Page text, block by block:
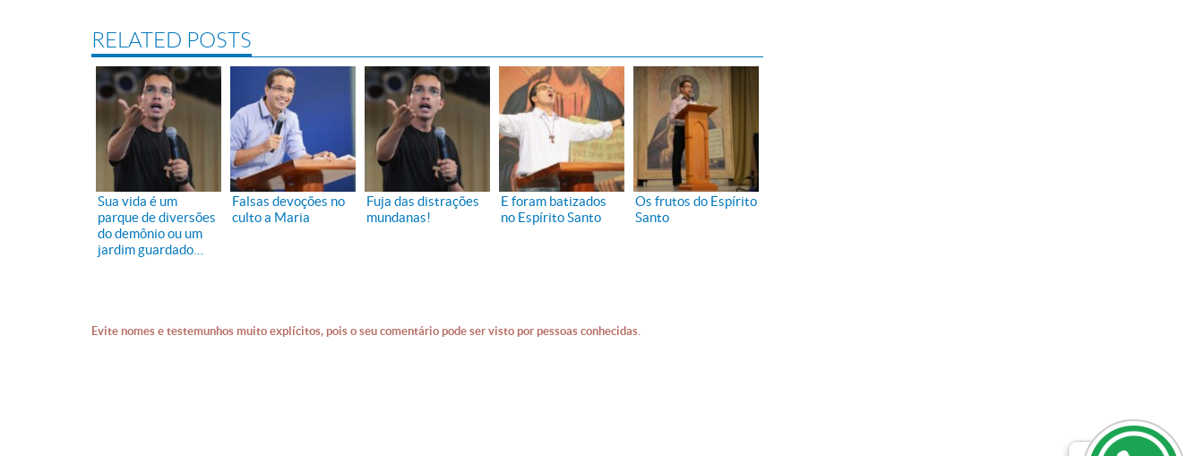
RELATED POSTS
Sua vida é um
parque de diversões
do demônio ou um
jardim guardado
Falsas devoções no
culto a Maria
Fuja das distrações
mundanas!
E foram batizados
no Espírito Santo
Os frutos do Espírito
Santo
Evite nomes e testemunhos muito explícitos, pois o seu comentário pode ser visto por pessoas conhecidas.